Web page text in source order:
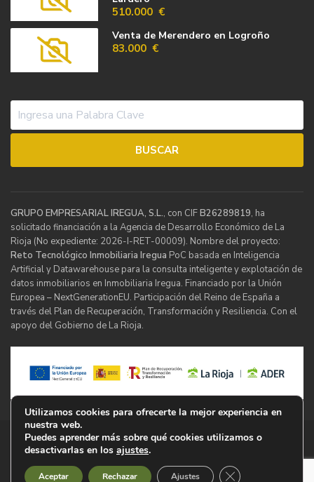
510.000 €
Venta de Merendero en Logroño
83.000 €
GRUPO EMPRESARIAL IREGUA, S.L., con CIFB26289819, ha
solicitado financiación a la Agencia de Desarrollo Económico de La
Rioja (No expediente: 2026-I-RET-00009). Nombre del proyecto:
Reto Tecnológico Inmobiliaria Iregua PoC basada en Inteligencia
Artificial y Datawarehouse para la consulta inteligente y explotación de
datos inmobiliarios en Inmobiliaria Iregua. Financiado por la Unión
Europea – NextGenerationEU. Participación del Reino de España a
través del Plan de Recuperación, Transformación y Resiliencia. Con el
apoyo del Gobierno de La Rioja.
© Inmobiliaria Iregua
Aviso Legal Política de Privacidad Cookies
Utilizamos cookies para ofrecerte la mejor experiencia en
nuestra web.
Puedes aprender más sobre qué cookies utilizamos o
desactivarlas en los ajustes.
Aceptar Rechazar Ajustes Cerrar el banner